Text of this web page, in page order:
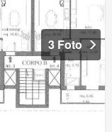
3 Foto